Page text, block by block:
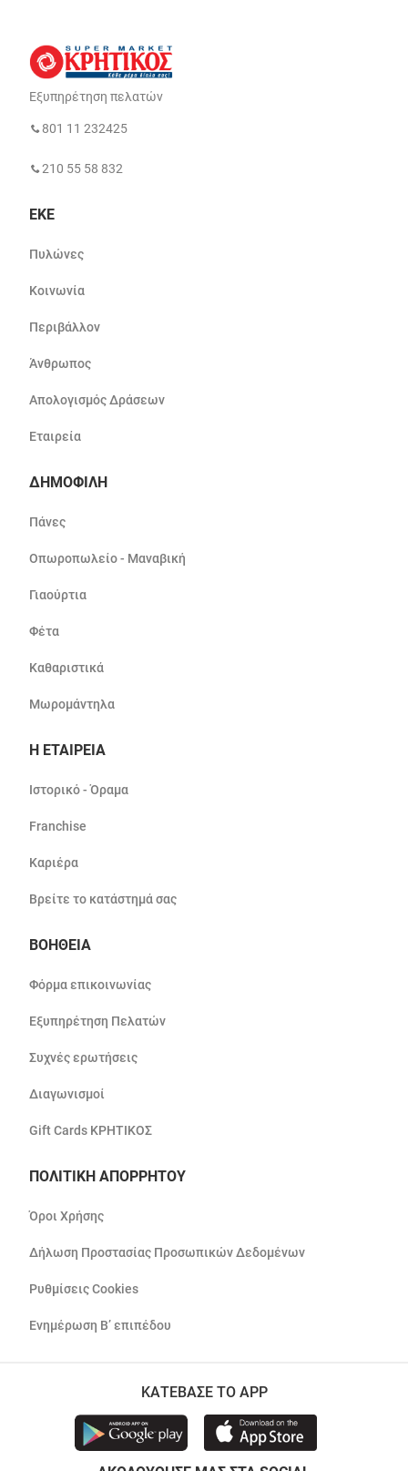
Εξυπηρέτηση πελατών
801 11 232425
210 55 58 832
ΕΚΕ
Πυλώνες
Κοινωνία
Περιβάλλον
Άνθρωπος
Απολογισμός Δράσεων
Εταιρεία
ΔΗΜΟΦΙΛΗ
Πάνες
Οπωροπωλείο - Μαναβική
Γιαούρτια
Φέτα
Καθαριστικά
Μωρομάντηλα
Η ΕΤΑΙΡΕΙΑ
Ιστορικό - Όραμα
Franchise
Καριέρα
Βρείτε το κατάστημά σας
ΒΟΗΘΕΙΑ
Φόρμα επικοινωνίας
Εξυπηρέτηση Πελατών
Συχνές ερωτήσεις
Διαγωνισμοί
Gift Cards ΚΡΗΤΙΚΟΣ
ΠΟΛΙΤΙΚΗ ΑΠΟΡΡΗΤΟΥ
Όροι Χρήσης
Δήλωση Προστασίας Προσωπικών Δεδομένων
Ρυθμίσεις Cookies
Ενημέρωση Β’ επιπέδου
ΚΑΤΕΒΑΣΕ ΤΟ APP